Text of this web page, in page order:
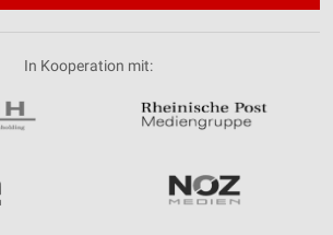
In Kooperation mit: